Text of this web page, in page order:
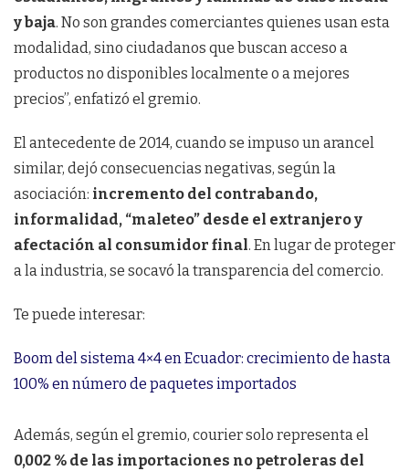
y baja. No son grandes comerciantes quienes usan esta
modalidad, sino ciudadanos que buscan acceso a
productos no disponibles localmente o a mejores
precios”, enfatizó el gremio.
El antecedente de 2014, cuando se impuso un arancel
similar, dejó consecuencias negativas, según la
asociación: incremento del contrabando,
informalidad, “maleteo” desde el extranjero y
afectación al consumidor final. En lugar de proteger
a la industria, se socavó la transparencia del comercio.
Te puede interesar:
Boom del sistema 4×4 en Ecuador: crecimiento de hasta
100% en número de paquetes importados
Además, según el gremio, courier solo representa el
0,002 % de las importaciones no petroleras del